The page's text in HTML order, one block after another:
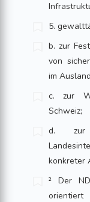
5.
b. zur
von
im
c. zur
Schweiz;
d. zur
konkreter
² Der